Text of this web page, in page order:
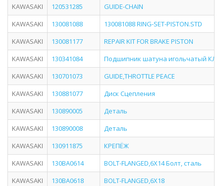
KAWASAKI
120531285
GUIDE-CHAIN
KAWASAKI
130081088
130081088 RING-SET-PISTON.STD
KAWASAKI
130081177
REPAIR KIT FOR BRAKE PISTON
KAWASAKI
130341084
Подшипник шатуна игольчатый КЛР
KAWASAKI
130701073
GUIDE,THROTTLE PEACE
KAWASAKI
130881077
Диск Сцепления
KAWASAKI
130890005
Деталь
KAWASAKI
130890008
Деталь
KAWASAKI
130911875
КРЕПЁЖ
KAWASAKI
130BA0614
BOLT-FLANGED,6X14 Болт, сталь
KAWASAKI
130BA0618
BOLT-FLANGED,6X18